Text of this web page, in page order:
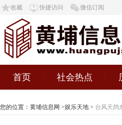
收藏 快捷访问 微信订阅
首页 社会热点
您的位置： 黄埔信息网 >娱乐天地 > 台风天鸽